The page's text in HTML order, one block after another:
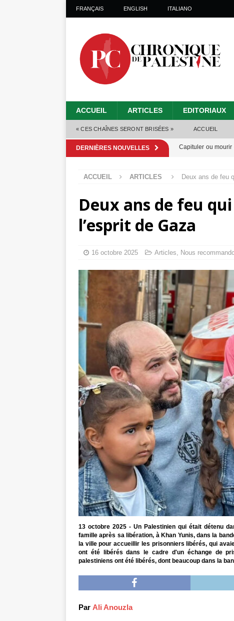
FRANÇAIS ENGLISH ITALIANO
ACCUEIL ARTICLES EDITORIAUX
« CES CHAÎNES SERONT BRISÉES » ACCUEIL
DERNIÈRES NOUVELLES Capituler ou
Mille jours de
Les Israéliens
Alors que Trump
tueries
Gaza : les
ACCUEIL ARTICLES Deux ans de feu
Deux ans de feu
l’esprit de Gaza
16 octobre 2025 Articles, Nous
13 octobre 2025 - Un Palestinien qui était détenu
famille après sa libération, à Khan Yunis, dans la
la ville pour accueillir les prisonniers libérés, qui
ont été libérés dans le cadre d'un échange de
palestiniens ont été libérés, dont beaucoup dans la
Par Ali Anouzla